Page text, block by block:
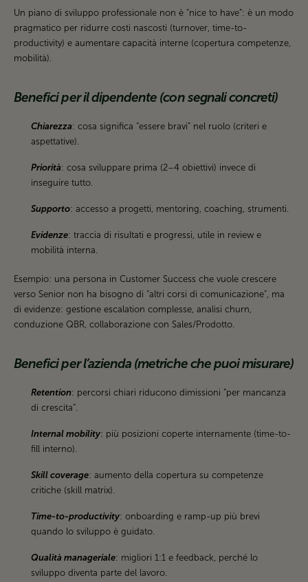
Un piano di sviluppo professionale non è “nice to have”: è un modo
pragmatico per ridurre costi nascosti (turnover, time-to-
productivity) e aumentare capacità interne (copertura competenze,
mobilità).
Benefici per il dipendente (con segnali concreti)
Chiarezza: cosa significa “essere bravi” nel ruolo (criteri e
aspettative).
Priorità: cosa sviluppare prima (2–4 obiettivi) invece di
inseguire tutto.
Supporto: accesso a progetti, mentoring, coaching, strumenti.
Evidenze: traccia di risultati e progressi, utile in review e
mobilità interna.
Esempio: una persona in Customer Success che vuole crescere
verso Senior non ha bisogno di “altri corsi di comunicazione”, ma
di evidenze: gestione escalation complesse, analisi churn,
conduzione QBR, collaborazione con Sales/Prodotto.
Benefici per l’azienda (metriche che puoi misurare)
Retention: percorsi chiari riducono dimissioni “per mancanza
di crescita”.
Internal mobility: più posizioni coperte internamente (time-to-
fill interno).
Skill coverage: aumento della copertura su competenze
critiche (skill matrix).
Time-to-productivity: onboarding e ramp-up più brevi
quando lo sviluppo è guidato.
Qualità manageriale: migliori 1:1 e feedback, perché lo
sviluppo diventa parte del lavoro.